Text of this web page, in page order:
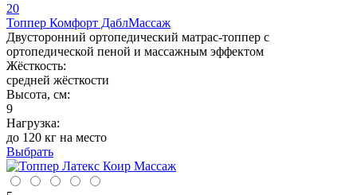
20
Топпер Комфорт ДаблМассаж
Двусторонний ортопедический матрас-топпер с
ортопедической пеной и массажным эффектом
Жёсткость:
средней жёсткости
Высота, см:
9
Нагрузка:
до 120 кг на место
Выбрать